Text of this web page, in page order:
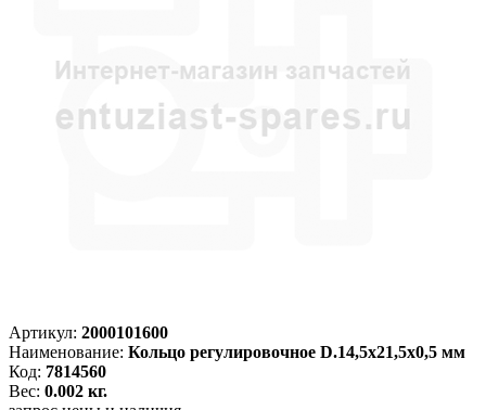
Артикул: 2000101600
Наименование: Кольцо регулировочное D.14,5x21,5x0,5 мм
Код: 7814560
Вес: 0.002 кг.